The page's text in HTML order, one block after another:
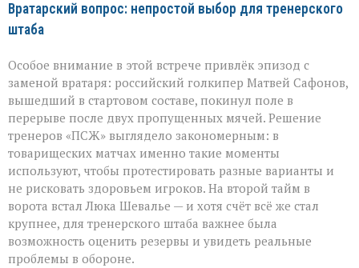
Вратарский вопрос: непростой выбор для тренерского
штаба
Особое внимание в этой встрече привлёк эпизод с
заменой вратаря: российский голкипер Матвей Сафонов,
вышедший в стартовом составе, покинул поле в
перерыве после двух пропущенных мячей. Решение
тренеров «ПСЖ» выглядело закономерным: в
товарищеских матчах именно такие моменты
используют, чтобы протестировать разные варианты и
не рисковать здоровьем игроков. На второй тайм в
ворота встал Люка Шевалье — и хотя счёт всё же стал
крупнее, для тренерского штаба важнее была
возможность оценить резервы и увидеть реальные
проблемы в обороне.